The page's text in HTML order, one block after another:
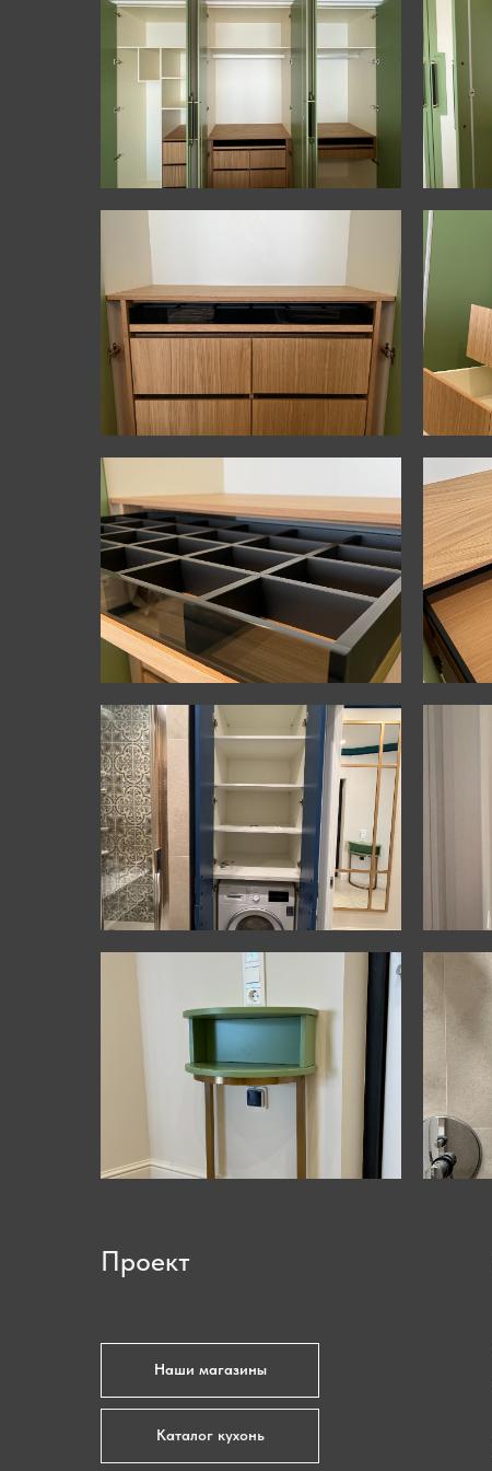
Наши магазины
Каталог кухонь
Проект